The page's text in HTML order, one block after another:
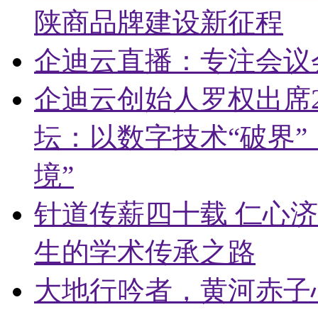
陕商品牌建设新征程
企迪云直播：专注会
企迪云创始人罗权出
坛：以数字技术“破界
境”
针道传薪四十载 仁心
生的学术传承之路
大地行吟者，黄河赤